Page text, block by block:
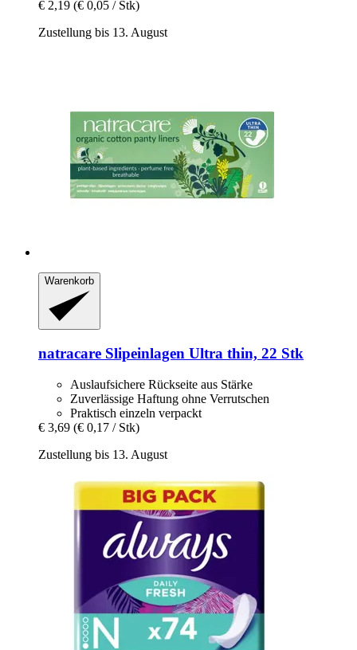
€ 2,19 (€ 0,05 / Stk)
Zustellung bis 13. August
Warenkorb
natracare Slipeinlagen Ultra thin, 22 Stk
Auslaufsichere Rückseite aus Stärke
Zuverlässige Haftung ohne Verrutschen
Praktisch einzeln verpackt
€ 3,69 (€ 0,17 / Stk)
Zustellung bis 13. August